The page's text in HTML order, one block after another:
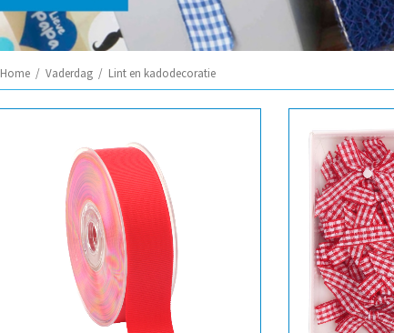
Home / Vaderdag / Lint en kadodecoratie